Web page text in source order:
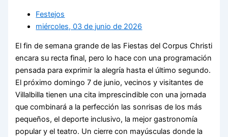
Festejos
miércoles, 03 de junio de 2026
El fin de semana grande de las Fiestas del Corpus Christi
encara su recta final, pero lo hace con una programación
pensada para exprimir la alegría hasta el último segundo.
El próximo domingo 7 de junio, vecinos y visitantes de
Villalbilla tienen una cita imprescindible con una jornada
que combinará a la perfección las sonrisas de los más
pequeños, el deporte inclusivo, la mejor gastronomía
popular y el teatro. Un cierre con mayúsculas donde la